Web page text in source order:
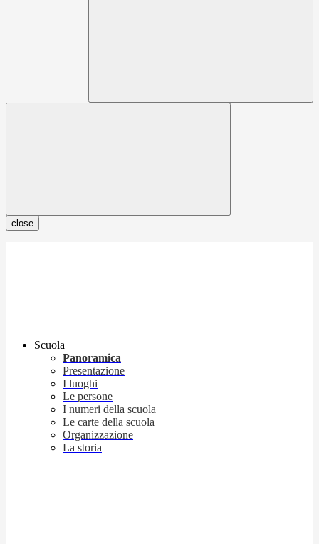
close
Scuola
Panoramica
Presentazione
I luoghi
Le persone
I numeri della scuola
Le carte della scuola
Organizzazione
La storia